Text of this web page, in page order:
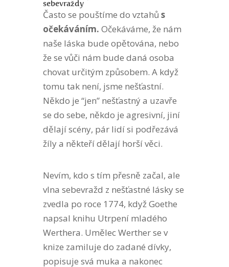
sebevraždy
Často se pouštíme do vztahů s
očekáváním. Očekáváme, že nám
naše láska bude opětována, nebo
že se vůči nám bude daná osoba
chovat určitým způsobem. A když
tomu tak není, jsme nešťastní.
Někdo je “jen” nešťastný a uzavře
se do sebe, někdo je agresivní, jiní
dělají scény, pár lidí si podřezává
žíly a někteří dělají horší věci.
Nevím, kdo s tím přesně začal, ale
vlna sebevražd z nešťastné lásky se
zvedla po roce 1774, když Goethe
napsal knihu Utrpení mladého
Werthera. Umělec Werther se v
knize zamiluje do zadané dívky,
popisuje svá muka a nakonec